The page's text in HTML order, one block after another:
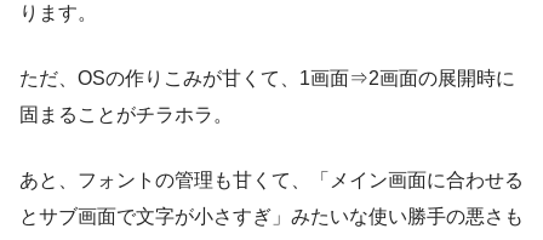
ります。
ただ、OSの作りこみが甘くて、1画面⇒2画面の展開時に
固まることがチラホラ。
あと、フォントの管理も甘くて、「メイン画面に合わせる
とサブ画面で文字が小さすぎ」みたいな使い勝手の悪さも